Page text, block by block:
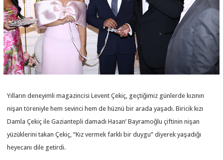
Yılların deneyimli magazincisi Levent Çekiç, geçtiğimiz günlerde kızının
nişan töreniyle hem sevinci hem de hüznü bir arada yaşadı. Biricik kızı
Damla Çekiç ile Gaziantepli damadı Hasan’ Bayramoğlu çiftinin nişan
yüzüklerini takan Çekiç, “Kız vermek farklı bir duygu” diyerek yaşadığı
heyecanı dile getirdi.